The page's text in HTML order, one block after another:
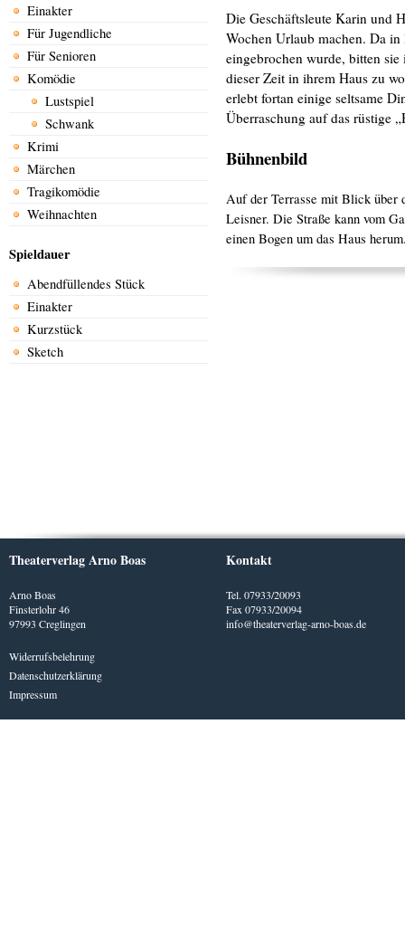
Einakter
Für Jugendliche
Für Senioren
Komödie
Lustspiel
Schwank
Krimi
Märchen
Tragikomödie
Weihnachten
Spieldauer
Abendfüllendes Stück
Einakter
Kurzstück
Sketch
Die Geschäftsleute Karin und
Wochen Urlaub machen. Da
eingebrochen wurde, bitten
dieser Zeit in ihrem Haus zu
erlebt fortan einige seltsame
Überraschung auf das rüstige
Bühnenbild
Auf der Terrasse mit Blick über
Leisner. Die Straße kann vom
einen Bogen um das Haus
Theaterverlag Arno Boas
Arno Boas
Finsterlohr 46
97993 Creglingen
Widerrufsbelehrung
Datenschutzerklärung
Impressum
Kontakt
Tel. 07933/20093
Fax 07933/20094
info@theaterverlag-arno-boas.de